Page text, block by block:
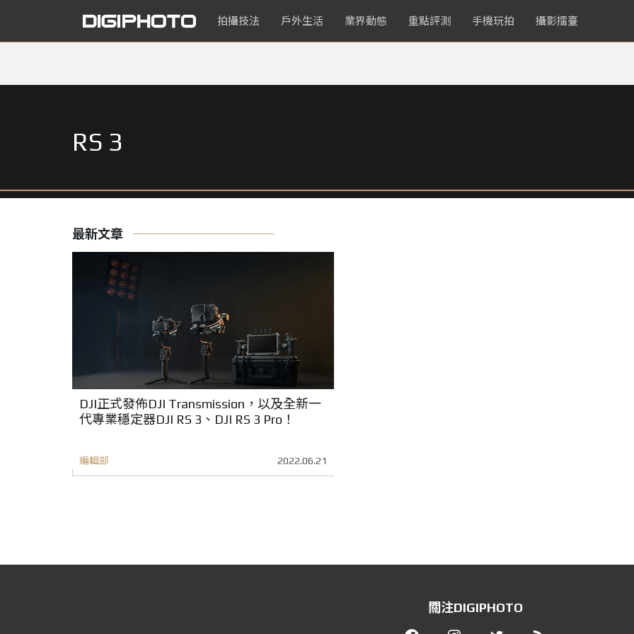
拍攝技法 戶外生活 業界動態 重點評測 手機玩拍 攝影擂臺
RS 3
最新文章
DJI正式發佈DJI Transmission，以及全新一
代專業穩定器DJI RS 3、DJI RS 3 Pro！
編輯部 2022.06.21
關注DIGIPHOTO